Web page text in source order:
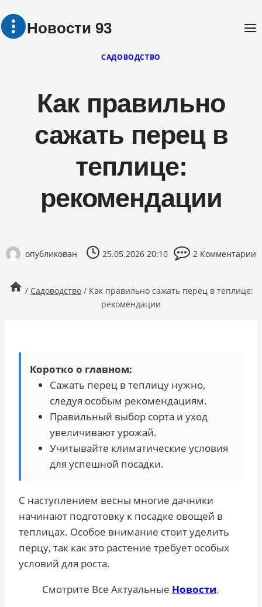
Перейти
Новости 93
САДОВОДСТВО
Как правильно
сажать перец в
теплице:
рекомендации
опубликован 25.05.2026 20:10 2 Комментарии
/ Садоводство / Как правильно сажать перец в теплице:
рекомендации
Коротко о главном:
Сажать перец в теплицу нужно,
следуя особым рекомендациям.
Правильный выбор сорта и уход
увеличивают урожай.
Учитывайте климатические условия
для успешной посадки.
С наступлением весны многие дачники
начинают подготовку к посадке овощей в
теплицах. Особое внимание стоит уделить
перцу, так как это растение требует особых
условий для роста.
Смотрите Все Актуальные Новости.